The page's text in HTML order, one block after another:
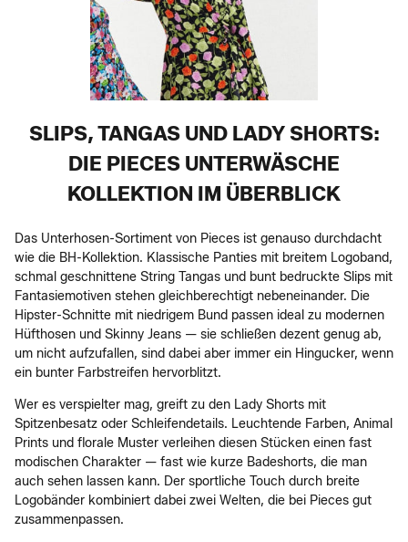
SLIPS, TANGAS UND LADY SHORTS:
DIE PIECES UNTERWÄSCHE
KOLLEKTION IM ÜBERBLICK
Das Unterhosen-Sortiment von Pieces ist genauso durchdacht
wie die BH-Kollektion. Klassische Panties mit breitem Logoband,
schmal geschnittene String Tangas und bunt bedruckte Slips mit
Fantasiemotiven stehen gleichberechtigt nebeneinander. Die
Hipster-Schnitte mit niedrigem Bund passen ideal zu modernen
Hüfthosen und Skinny Jeans — sie schließen dezent genug ab,
um nicht aufzufallen, sind dabei aber immer ein Hingucker, wenn
ein bunter Farbstreifen hervorblitzt.
Wer es verspielter mag, greift zu den Lady Shorts mit
Spitzenbesatz oder Schleifendetails. Leuchtende Farben, Animal
Prints und florale Muster verleihen diesen Stücken einen fast
modischen Charakter — fast wie kurze Badeshorts, die man
auch sehen lassen kann. Der sportliche Touch durch breite
Logobänder kombiniert dabei zwei Welten, die bei Pieces gut
zusammenpassen.